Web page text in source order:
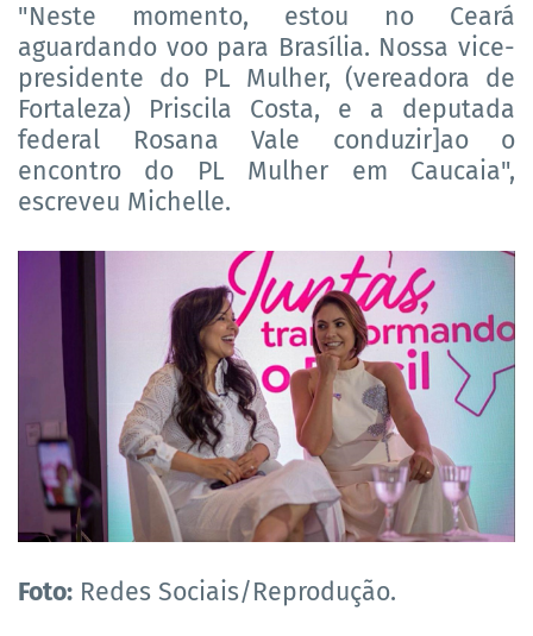
"Neste momento, estou no Ceará
aguardando voo para Brasília. Nossa vice-
presidente do PL Mulher, (vereadora de
Fortaleza) Priscila Costa, e a deputada
federal Rosana Vale conduzir]ao o
encontro do PL Mulher em Caucaia",
escreveu Michelle.
Foto: Redes Sociais/Reprodução.